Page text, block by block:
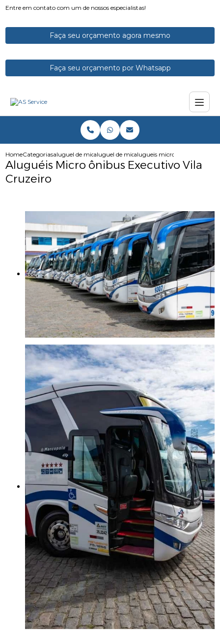
Entre em contato com um de nossos especialistas!
Faça seu orçamento agora mesmo
Faça seu orçamento por Whatsapp
HomeCategoriasaluguel de micro onibusaluguel de microonibus com motorista
alugueis micro onibus
Aluguéis Micro ônibus Executivo Vila
Cruzeiro